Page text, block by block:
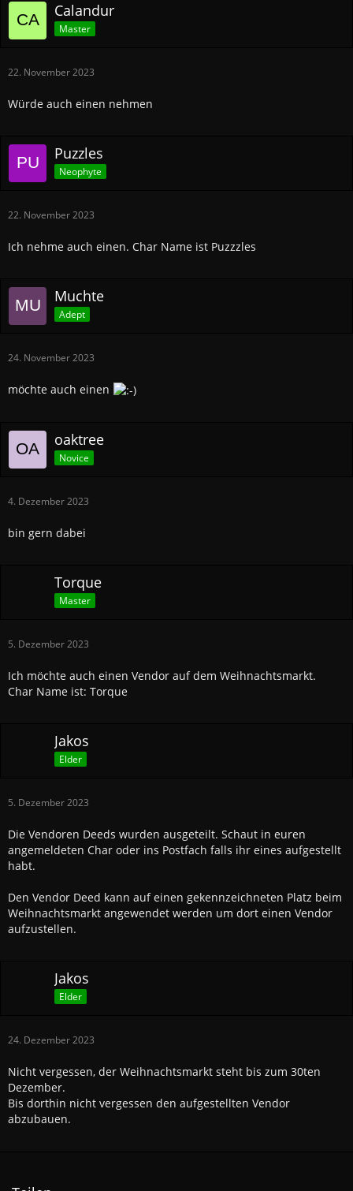
Calandur
Master
22. November 2023
Würde auch einen nehmen
Puzzles
Neophyte
22. November 2023
Ich nehme auch einen. Char Name ist Puzzzles
Muchte
Adept
24. November 2023
möchte auch einen
oaktree
Novice
4. Dezember 2023
bin gern dabei
Torque
Master
5. Dezember 2023
Ich möchte auch einen Vendor auf dem Weihnachtsmarkt.
Char Name ist: Torque
Jakos
Elder
5. Dezember 2023
Die Vendoren Deeds wurden ausgeteilt. Schaut in euren
angemeldeten Char oder ins Postfach falls ihr eines aufgestellt
habt.
Den Vendor Deed kann auf einen gekennzeichneten Platz beim
Weihnachtsmarkt angewendet werden um dort einen Vendor
aufzustellen.
Jakos
Elder
24. Dezember 2023
Nicht vergessen, der Weihnachtsmarkt steht bis zum 30ten
Dezember.
Bis dorthin nicht vergessen den aufgestellten Vendor
abzubauen.